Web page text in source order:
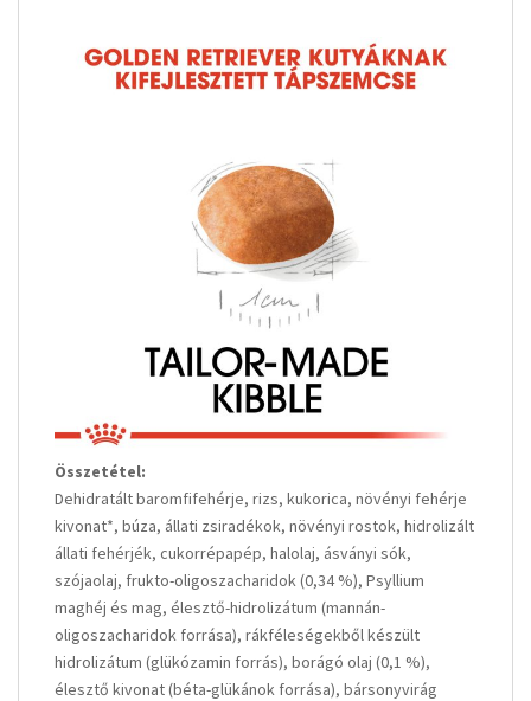
Összetétel:
Dehidratált baromfifehérje, rizs, kukorica, növényi fehérje
kivonat*, búza, állati zsiradékok, növényi rostok, hidrolizált
állati fehérjék, cukorrépapép, halolaj, ásványi sók,
szójaolaj, frukto-oligoszacharidok (0,34 %), Psyllium
maghéj és mag, élesztő-hidrolizátum (mannán-
oligoszacharidok forrása), rákféleségekből készült
hidrolizátum (glükózamin forrás), borágó olaj (0,1 %),
élesztő kivonat (béta-glükánok forrása), bársonyvirág